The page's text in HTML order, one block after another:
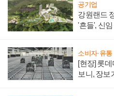
공기업
강원랜드
'흔들', 신
소비자·유통
[현장] 롯
보니, 장보